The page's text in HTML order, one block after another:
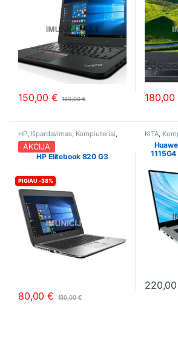
150,00€ 180,00€ 180,00
PIGIAU -38%
HP, Išpardavimas, Kompiuteriai,
Nešiojami kompiuteriai
AKCIJA
HP Elitebook 820 G3
80,00€ 130,00€
KITA,
This